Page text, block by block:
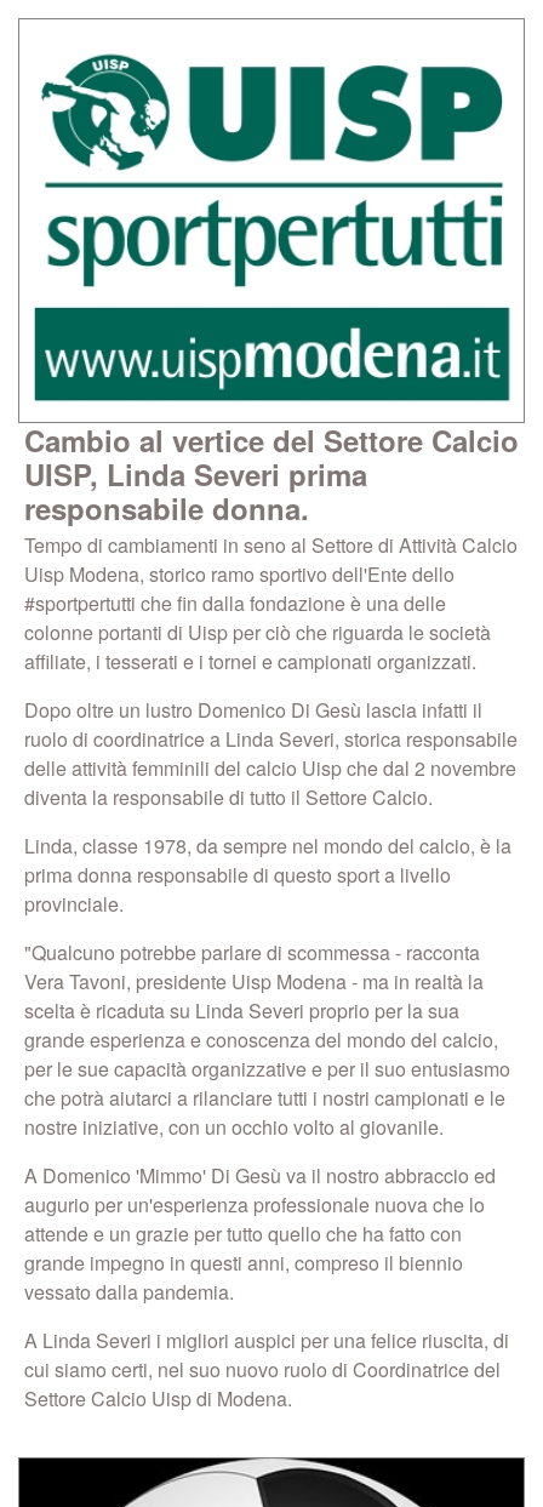
Cambio al vertice del Settore Calcio
UISP, Linda Severi prima
responsabile donna.
Tempo di cambiamenti in seno al Settore di Attività Calcio
Uisp Modena, storico ramo sportivo dell'Ente dello
#sportpertutti che fin dalla fondazione è una delle
colonne portanti di Uisp per ciò che riguarda le società
affiliate, i tesserati e i tornei e campionati organizzati.
Dopo oltre un lustro Domenico Di Gesù lascia infatti il
ruolo di coordinatrice a Linda Severi, storica responsabile
delle attività femminili del calcio Uisp che dal 2 novembre
diventa la responsabile di tutto il Settore Calcio.
Linda, classe 1978, da sempre nel mondo del calcio, è la
prima donna responsabile di questo sport a livello
provinciale.
"Qualcuno potrebbe parlare di scommessa - racconta
Vera Tavoni, presidente Uisp Modena - ma in realtà la
scelta è ricaduta su Linda Severi proprio per la sua
grande esperienza e conoscenza del mondo del calcio,
per le sue capacità organizzative e per il suo entusiasmo
che potrà aiutarci a rilanciare tutti i nostri campionati e le
nostre iniziative, con un occhio volto al giovanile.
A Domenico 'Mimmo' Di Gesù va il nostro abbraccio ed
augurio per un'esperienza professionale nuova che lo
attende e un grazie per tutto quello che ha fatto con
grande impegno in questi anni, compreso il biennio
vessato dalla pandemia.
A Linda Severi i migliori auspici per una felice riuscita, di
cui siamo certi, nel suo nuovo ruolo di Coordinatrice del
Settore Calcio Uisp di Modena.